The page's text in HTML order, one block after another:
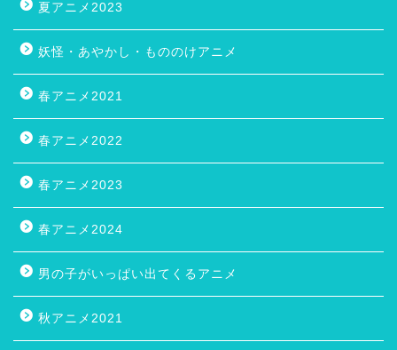
夏アニメ2023
妖怪・あやかし・もののけアニメ
春アニメ2021
春アニメ2022
春アニメ2023
春アニメ2024
男の子がいっぱい出てくるアニメ
秋アニメ2021